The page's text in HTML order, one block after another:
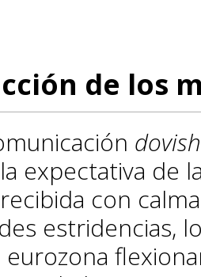
de los
dovish
expectativa de
con
estridencias,
eurozona